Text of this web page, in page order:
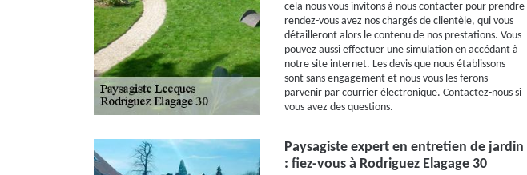
cela nous vous invitons à nous contacter pour prendre
rendez-vous avez nos chargés de clientèle, qui vous
détailleront alors le contenu de nos prestations. Vous
pouvez aussi effectuer une simulation en accédant à
notre site internet. Les devis que nous établissons
sont sans engagement et nous vous les ferons
parvenir par courrier électronique. Contactez-nous si
vous avez des questions.
Paysagiste expert en entretien de jardin
: fiez-vous à Rodriguez Elagage 30